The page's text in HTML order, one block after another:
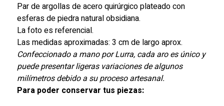
Par de argollas de acero quirúrgico plateado con
esferas de piedra natural obsidiana.
La foto es referencial.
Las medidas aproximadas: 3 cm de largo aprox.
Confeccionado a mano por Lurra, cada aro es único y
puede presentar ligeras variaciones de algunos
milímetros debido a su proceso artesanal.
Para poder conservar tus piezas: